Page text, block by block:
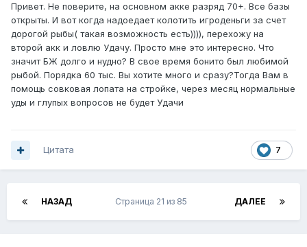
Привет. Не поверите, на основном акке разряд 70+. Все базы
открыты. И вот когда надоедает колотить игроденьги за счет
дорогой рыбы( такая возможность есть)))), перехожу на
второй акк и ловлю Удачу. Просто мне это интересно. Что
значит БЖ долго и нудно? В свое время бонито был любимой
рыбой. Порядка 60 тыс. Вы хотите много и сразу?Тогда Вам в
помощь совковая лопата на стройке, через месяц нормальные
уды и глупых вопросов не будет Удачи
7
Цитата
НАЗАД ДАЛЕЕ
Страница 21 из 85